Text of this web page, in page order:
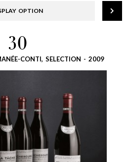
OPTION
30
CONTI, SELECTION - 2009